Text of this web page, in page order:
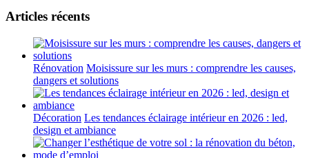
Articles récents
Rénovation Moisissure sur les murs : comprendre les causes,
dangers et solutions
Décoration Les tendances éclairage intérieur en 2026 : led,
design et ambiance